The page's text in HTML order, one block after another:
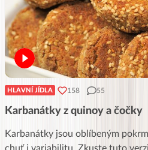
HLAVNÍ JÍDLA 158 55
Karbanátky z quinoy a čočky
Karbanátky jsou oblíbeným